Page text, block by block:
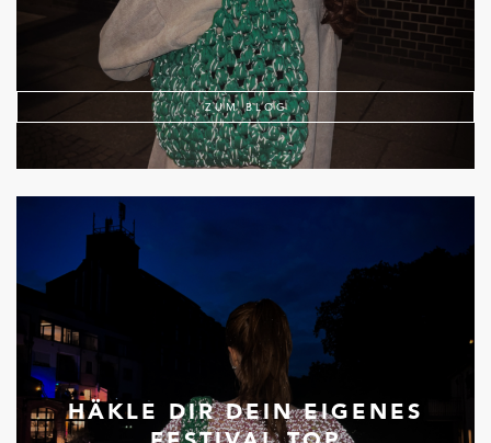
ZUM BLOG
HÄKLE DIR DEIN EIGENES